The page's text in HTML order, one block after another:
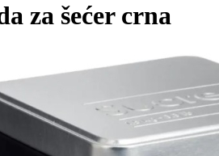
za šećer crna